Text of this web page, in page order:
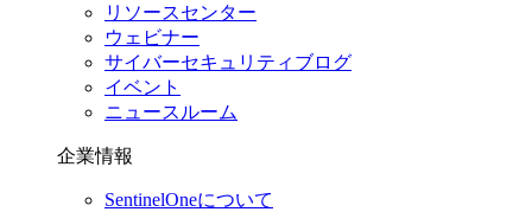
リソースセンター
ウェビナー
サイバーセキュリティブログ
イベント
ニュースルーム
企業情報
SentinelOneについて